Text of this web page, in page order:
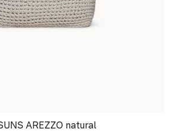
AREZZO natural